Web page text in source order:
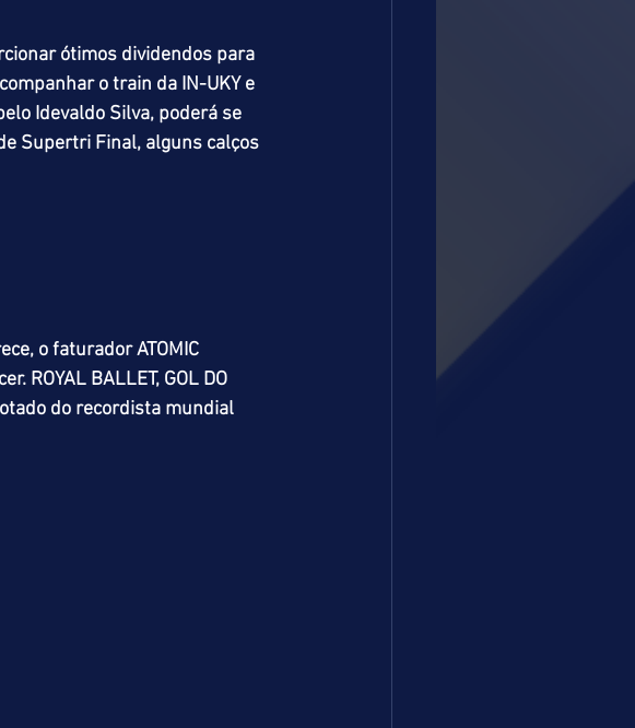
ótimos dividendos para
o train da IN-UKY e
Idevaldo Silva, poderá se
Supertri Final, alguns calços
o faturador ATOMIC
ROYAL BALLET, GOL DO
do recordista mundial